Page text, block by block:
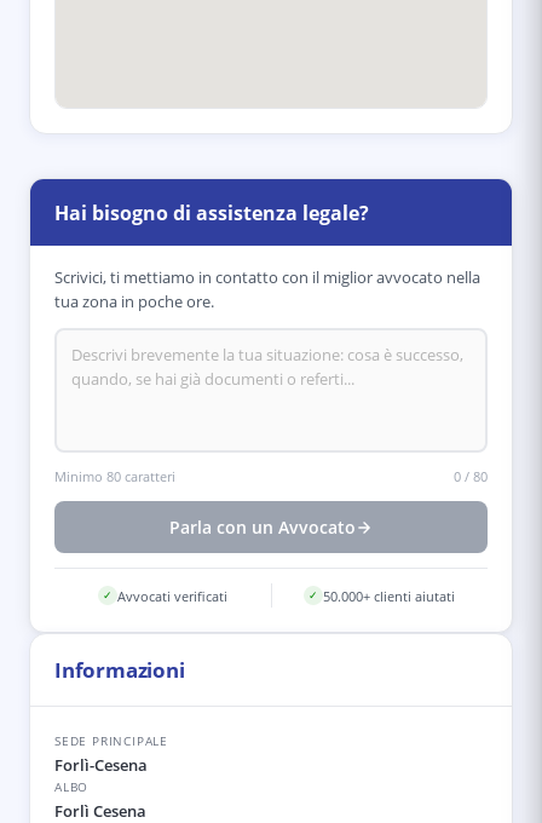
Hai bisogno di assistenza legale?
Scrivici, ti mettiamo in contatto con il miglior avvocato nella
tua zona in poche ore.
Minimo 80 caratteri 0 / 80
Parla con un Avvocato
✓ Avvocati verificati ✓ 50.000+ clienti aiutati
Informazioni
SEDE PRINCIPALE
Forlì-Cesena
ALBO
Forlì Cesena